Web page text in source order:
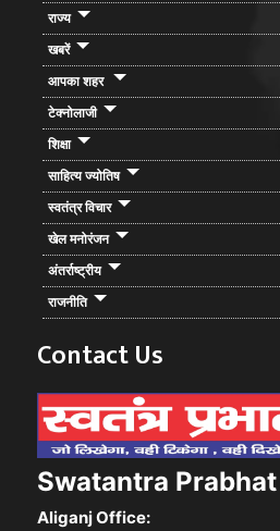
राज्य
खबरें
आपका शहर
टेक्नोलाजी
शिक्षा
साहित्य ज्योतिष
स्वतंत्र विचार
खेल मनोरंजन
अंतर्राष्ट्रीय
राजनीति
Contact Us
Swatantra
Aliganj Office: